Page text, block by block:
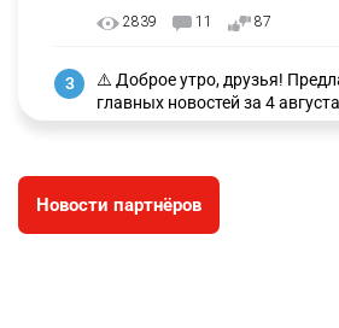
2839 11 87
3
⚠️ Доброе утро, друзья!
главных новостей за 4 августа
4
🗣Глава государства
соболезнования родным и
қаһарманы Ивана Гапича
Новости партнёров